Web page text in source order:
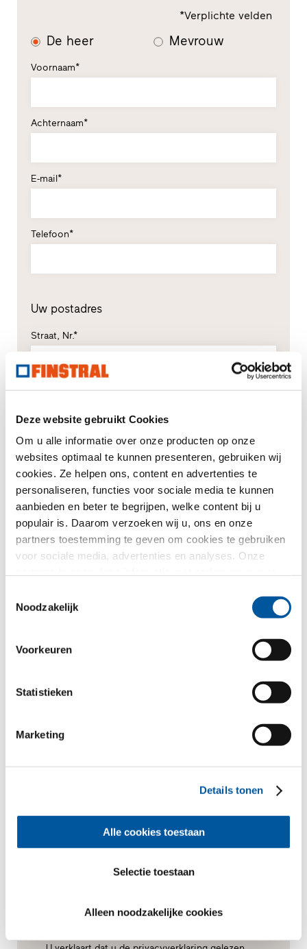
Deze website gebruikt Cookies
Om u alle informatie over onze producten op onze
websites optimaal te kunnen presenteren, gebruiken wij
cookies. Ze helpen ons, content en advertenties te
personaliseren, functies voor sociale media te kunnen
aanbieden en beter te begrijpen, welke content bij u
populair is. Daarom verzoeken wij u, ons en onze
partners toestemming te geven om cookies te gebruiken
voor sociale media, advertenties en analyses. Onze
kader van uw gebruik van de diensten hebben
Noodzakelijk
Voorkeuren
Statistieken
Marketing
Details tonen
Alle cookies toestaan
Selectie toestaan
Alleen noodzakelijke cookies
*Verplichte velden
De heer Mevrouw
Voornaam*
Achternaam*
E-mail*
Telefoon*
Uw postadres
Straat, Nr.*
Postcode* Plaats*
Land*
Selecteren
Uw geselecteerde demo
77+8
Uw bericht